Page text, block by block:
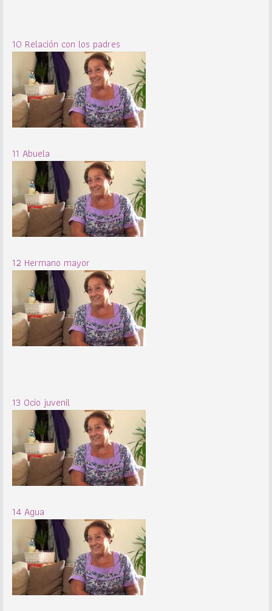
10 Relación con los padres
11 Abuela
12 Hermano mayor
13 Ocio juvenil
14 Agua